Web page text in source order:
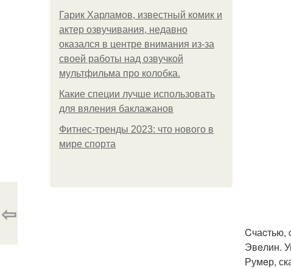
Гарик Харламов, известный комик и
актер озвучивания, недавно
оказался в центре внимания из-за
своей работы над озвучкой
мультфильма про колобка.
Какие специи лучше использовать
для вяления баклажанов
Фитнес-тренды 2023: что нового в
мире спорта
Cчаcтью,
Эвeлин.
Румeр,
⇦